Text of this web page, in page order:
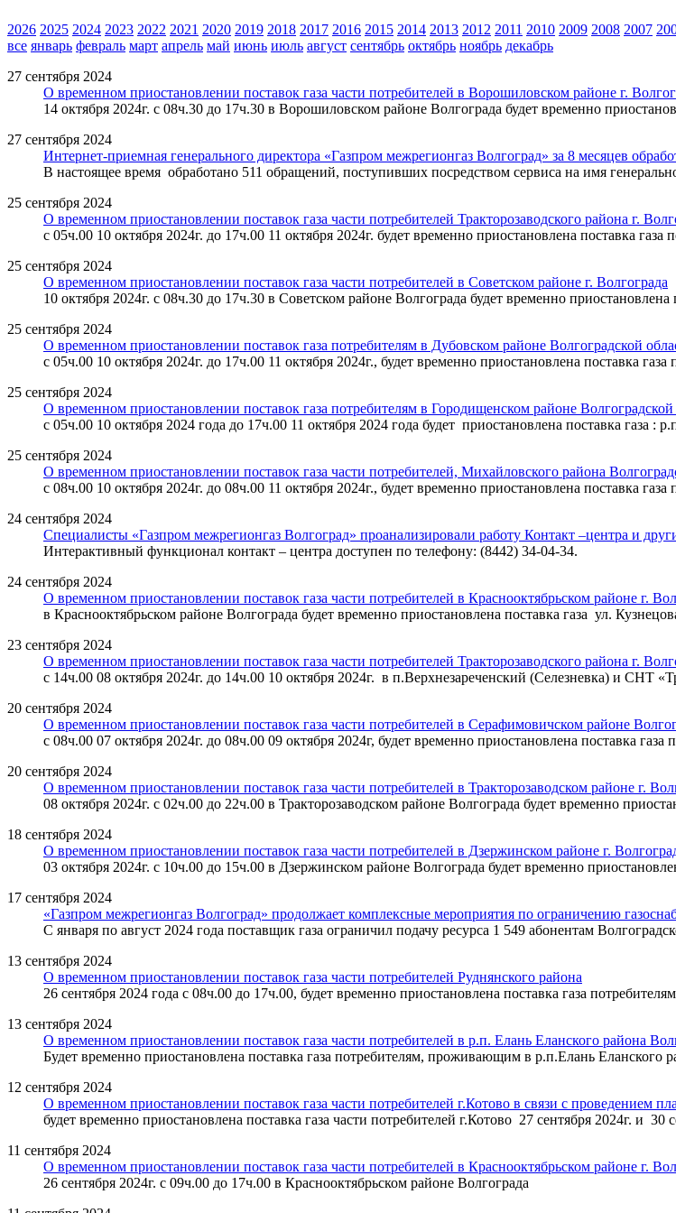
2026 2025 2024 2023 2022 2021 2020 2019 2018 2017 2016 2015 2014 2013 2012 2011 2010 2009 2008 2007
все январь февраль март апрель май июнь июль август сентябрь октябрь ноябрь декабрь
27 сентября 2024
О временном приостановлении поставок газа части потребителей в Ворошиловском районе г.
14 октября 2024г. с 08ч.30 до 17ч.30 в Ворошиловском районе Волгограда будет временно
27 сентября 2024
Интернет-приемная генерального директора «Газпром межрегионгаз Волгоград» за 8 месяцев
В настоящее время обработано 511 обращений, поступивших посредством сервиса на имя
25 сентября 2024
О временном приостановлении поставок газа части потребителей Тракторозаводского района г.
с 05ч.00 10 октября 2024г. до 17ч.00 11 октября 2024г. будет временно приостановлена поставка газа
25 сентября 2024
О временном приостановлении поставок газа части потребителей в Советском районе г. Волгограда
10 октября 2024г. с 08ч.30 до 17ч.30 в Советском районе Волгограда будет временно приостановлена
25 сентября 2024
О временном приостановлении поставок газа потребителям в Дубовском районе Волгоградской
с 05ч.00 10 октября 2024г. до 17ч.00 11 октября 2024г., будет временно приостановлена поставка
25 сентября 2024
О временном приостановлении поставок газа потребителям в Городищенском районе Волгоградской
с 05ч.00 10 октября 2024 года до 17ч.00 11 октября 2024 года будет приостановлена поставка газа :
25 сентября 2024
О временном приостановлении поставок газа части потребителей, Михайловского района
с 08ч.00 10 октября 2024г. до 08ч.00 11 октября 2024г., будет временно приостановлена поставка
24 сентября 2024
Специалисты «Газпром межрегионгаз Волгоград» проанализировали работу Контакт –центра и
Интерактивный функционал контакт – центра доступен по телефону: (8442) 34-04-34.
24 сентября 2024
О временном приостановлении поставок газа части потребителей в Краснооктябрьском районе г.
в Краснооктябрьском районе Волгограда будет временно приостановлена поставка газа ул.
23 сентября 2024
О временном приостановлении поставок газа части потребителей Тракторозаводского района г.
с 14ч.00 08 октября 2024г. до 14ч.00 10 октября 2024г. в п.Верхнезареченский (Селезневка) и СНТ
20 сентября 2024
О временном приостановлении поставок газа части потребителей в Серафимовичском районе
с 08ч.00 07 октября 2024г. до 08ч.00 09 октября 2024г, будет временно приостановлена поставка
20 сентября 2024
О временном приостановлении поставок газа части потребителей в Тракторозаводском районе г.
08 октября 2024г. с 02ч.00 до 22ч.00 в Тракторозаводском районе Волгограда будет временно
18 сентября 2024
О временном приостановлении поставок газа части потребителей в Дзержинском районе г.
03 октября 2024г. с 10ч.00 до 15ч.00 в Дзержинском районе Волгограда будет временно
17 сентября 2024
«Газпром межрегионгаз Волгоград» продолжает комплексные мероприятия по ограничению
С января по август 2024 года поставщик газа ограничил подачу ресурса 1 549 абонентам
13 сентября 2024
О временном приостановлении поставок газа части потребителей Руднянского района
26 сентября 2024 года с 08ч.00 до 17ч.00, будет временно приостановлена поставка газа
13 сентября 2024
О временном приостановлении поставок газа части потребителей в р.п. Елань Еланского района
Будет временно приостановлена поставка газа потребителям, проживающим в р.п.Елань Еланского
12 сентября 2024
О временном приостановлении поставок газа части потребителей г.Котово в связи с проведением
будет временно приостановлена поставка газа части потребителей г.Котово 27 сентября 2024г. и 30
11 сентября 2024
О временном приостановлении поставок газа части потребителей в Краснооктябрьском районе г.
26 сентября 2024г. с 09ч.00 до 17ч.00 в Краснооктябрьском районе Волгограда